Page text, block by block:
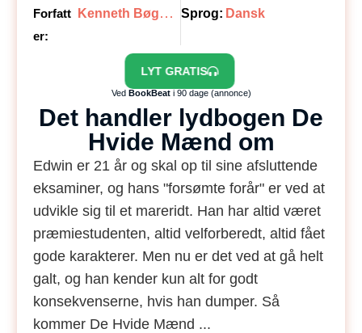
Forfatt
er:
K
enneth Bøgh Andersen
Sprog: Dansk
LYT GRATIS
Ved BookBeati 90 dage (annonce)
Det handler lydbogen De
Hvide Mænd om
Edwin er 21 år og skal op til sine afsluttende
eksaminer, og hans "forsømte forår" er ved at
udvikle sig til et mareridt. Han har altid været
præmiestudenten, altid velforberedt, altid fået
gode karakterer. Men nu er det ved at gå helt
galt, og han kender kun alt for godt
konsekvenserne, hvis han dumper. Så
kommer De Hvide Mænd ...